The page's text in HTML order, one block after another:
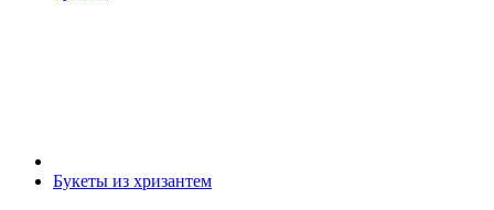
Букеты из хризантем